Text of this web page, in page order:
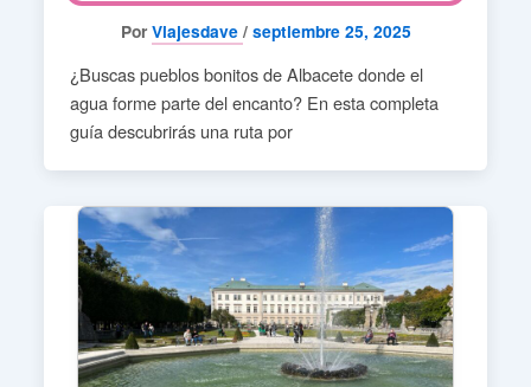
Por Viajesdave / septiembre 25, 2025
¿Buscas pueblos bonitos de Albacete donde el
agua forme parte del encanto? En esta completa
guía descubrirás una ruta por